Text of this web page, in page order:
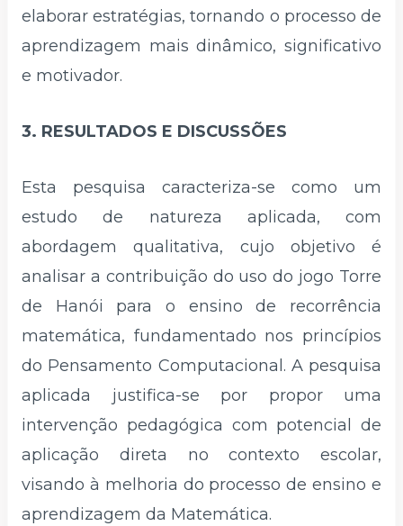
elaborar estratégias, tornando o processo de
aprendizagem mais dinâmico, significativo
e motivador.
3. RESULTADOS E DISCUSSÕES
Esta pesquisa caracteriza-se como um
estudo de natureza aplicada, com
abordagem qualitativa, cujo objetivo é
analisar a contribuição do uso do jogo Torre
de Hanói para o ensino de recorrência
matemática, fundamentado nos princípios
do Pensamento Computacional. A pesquisa
aplicada justifica-se por propor uma
intervenção pedagógica com potencial de
aplicação direta no contexto escolar,
visando à melhoria do processo de ensino e
aprendizagem da Matemática.